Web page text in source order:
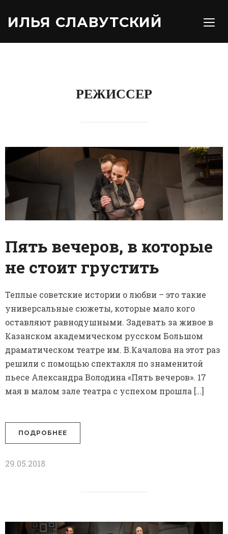
ИЛЬЯ СЛАВУТСКИЙ
РЕЖИССЕР
Пять вечеров, в которые
не стоит грустить
Теплые советские истории о любви – это такие
универсальные сюжеты, которые мало кого
оставляют равнодушными. Задевать за живое в
Казанском академическом русском Большом
драматическом театре им. В.Качалова на этот раз
решили с помощью спектакля по знаменитой
пьесе Александра Володина «Пять вечеров». 17
мая в малом зале театра с успехом прошла […]
ПОДРОБНЕЕ
29.05.2018